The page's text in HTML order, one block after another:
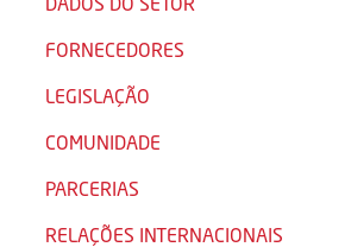
FORNECEDORES
LEGISLAÇÃO
COMUNIDADE
PARCERIAS
RELAÇÕES INTERNACIONAIS